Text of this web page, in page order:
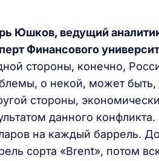
Юшков, ведущий
Финансового
стороны, конечно,
о некой, может быть,
стороны,
данного
на каждый баррель.
сорта «Brent», потом